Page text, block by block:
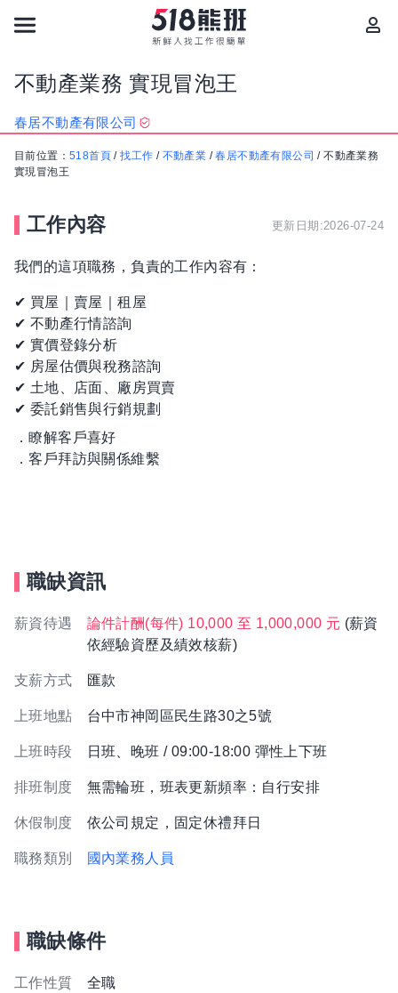
不動產業務 實現冒泡王
春居不動產有限公司
目前位置： 518首頁 /找工作 / 不動產業 /春居不動產有限公司 /不動產業務
實現冒泡王
工作內容 更新日期:2026-07-24
我們的這項職務，負責的工作內容有：
✔ 買屋｜賣屋｜租屋
✔ 不動產行情諮詢
✔ 實價登錄分析
✔ 房屋估價與稅務諮詢
✔ 土地、店面、廠房買賣
✔ 委託銷售與行銷規劃
．瞭解客戶喜好
．客戶拜訪與關係維繫
職缺資訊
薪資待遇 論件計酬(每件) 10,000 至 1,000,000 元 (薪資
依經驗資歷及績效核薪)
支薪方式 匯款
上班地點 台中市神岡區民生路30之5號
上班時段 日班、晚班 / 09:00-18:00 彈性上下班
排班制度 無需輪班，班表更新頻率：自行安排
休假制度 依公司規定，固定休禮拜日
職務類別 國內業務人員
職缺條件
工作性質 全職